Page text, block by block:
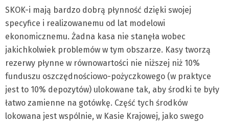
SKOK-i mają bardzo dobrą płynność dzięki swojej
specyfice i realizowanemu od lat modelowi
ekonomicznemu. Żadna kasa nie stanęła wobec
jakichkolwiek problemów w tym obszarze. Kasy tworzą
rezerwy płynne w równowartości nie niższej niż 10%
funduszu oszczędnościowo-pożyczkowego (w praktyce
jest to 10% depozytów) ulokowane tak, aby środki te były
łatwo zamienne na gotówkę. Część tych środków
lokowana jest wspólnie, w Kasie Krajowej, jako swego